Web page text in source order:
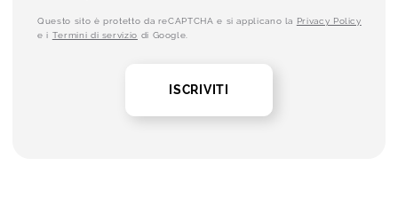
Questo sito è protetto da reCAPTCHA e si applicano la Privacy Policy
e i Termini di servizio di Google.
ISCRIVITI